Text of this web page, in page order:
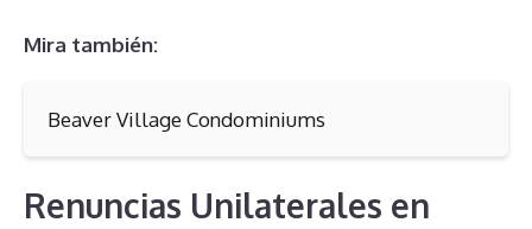
Mira también:
Beaver Village Condominiums
Renuncias Unilaterales en